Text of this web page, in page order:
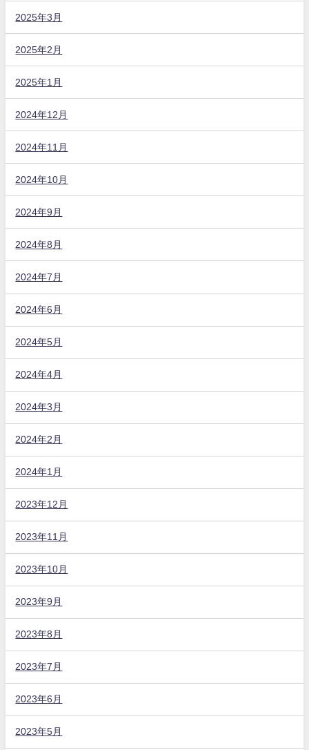
2025年3月
2025年2月
2025年1月
2024年12月
2024年11月
2024年10月
2024年9月
2024年8月
2024年7月
2024年6月
2024年5月
2024年4月
2024年3月
2024年2月
2024年1月
2023年12月
2023年11月
2023年10月
2023年9月
2023年8月
2023年7月
2023年6月
2023年5月